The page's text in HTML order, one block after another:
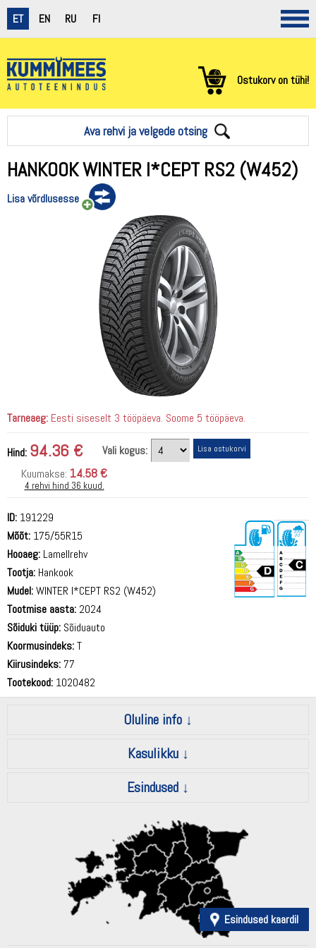
ET EN RU FI
Ostukorv on tühi!
Ava rehvi ja velgede otsing
HANKOOK WINTER I*CEPT RS2 (W452)
Lisa võrdlusesse
Tarneaeg: Eesti siseselt 3 tööpäeva. Soome 5 tööpäeva.
Hind: 94.36 €
Vali kogus:
Kuumakse: 14.58 €
4 rehvi hind 36 kuud.
ID: 191229
Mõõt: 175/55R15
Hooaeg: Lamellrehv
Tootja: Hankook
Mudel:WINTER I*CEPT RS2 (W452)
Tootmise aasta: 2024
Sõiduki tüüp: Sõiduauto
Koormusindeks:T
Kiirusindeks: 77
Tootekood: 1020482
Oluline info
Kasulikku
Esindused
Esindused kaardil